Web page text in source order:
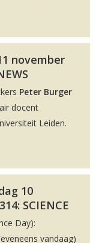
november
Peter Burger
docent
Leiden.
10
SCIENCE
Day):
vandaag)